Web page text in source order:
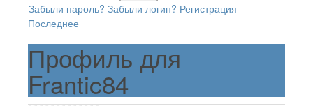
Забыли пароль? Забыли логин? Регистрация
Последнее
Профиль для
Frantic84